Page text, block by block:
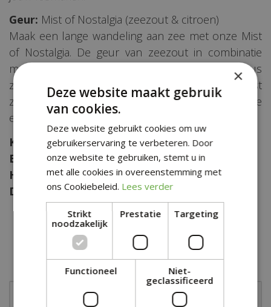
Geur: Mist of Nostalgia (zeezout & citroen)
Maak een lange wandeling aan zee met onze Mist
of Nostalgia. De geur van zeezout in combinatie
met zeewier en een ondertoon van muskus
zorgen voor een verfrissend parfum. Daarnaast
zorgt de toevoeging van citroen voor een subtiele
exotische toets.
Kleur:
grijsblauw
Brandduur:56 uur
Hoogte:105 mm
Diameter:95 mm
€13,99
×
Deze website maakt gebruik
van cookies.
Deze website gebruikt cookies om uw
gebruikerservaring te verbeteren. Door
onze website te gebruiken, stemt u in
met alle cookies in overeenstemming met
ons Cookiebeleid. Lees verder
Strikt
noodzakelijk
Prestatie Targeting
Functioneel
Niet-
geclassificeerd